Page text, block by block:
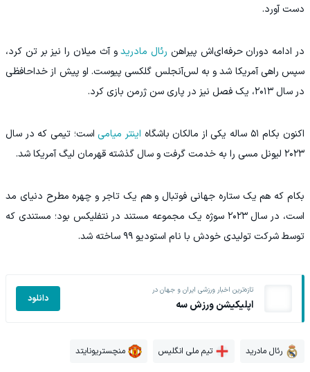
دست آورد.
در ادامه دوران حرفه‌ای‌اش پیراهن رئال مادریدو آث میلان را نیز بر تن کرد،
سپس راهی آمریکا شد و به لس‌آنجلس گلکسی پیوست. او پیش از خداحافظی
در سال ۲۰۱۳، یک فصل نیز در پاری سن ژرمن بازی کرد.
اکنون بکام ۵۱ ساله یکی از مالکان باشگاه اینتر میامی است؛ تیمی که در سال
۲۰۲۳ لیونل مسی را به خدمت گرفت و سال گذشته قهرمان لیگ آمریکا شد.
بکام که هم یک ستاره جهانی فوتبال و هم یک تاجر و چهره مطرح دنیای مد
است، در سال ۲۰۲۳ سوژه یک مجموعه مستند در نتفلیکس بود؛ مستندی که
توسط شرکت تولیدی خودش با نام استودیو ۹۹ ساخته شد.
تازه‌ترین اخبار ورزشی ایران و جهان در
اپلیکیشن ورزش سه دانلود
رئال مادرید تیم ملی انگلیس منچستریونایتد